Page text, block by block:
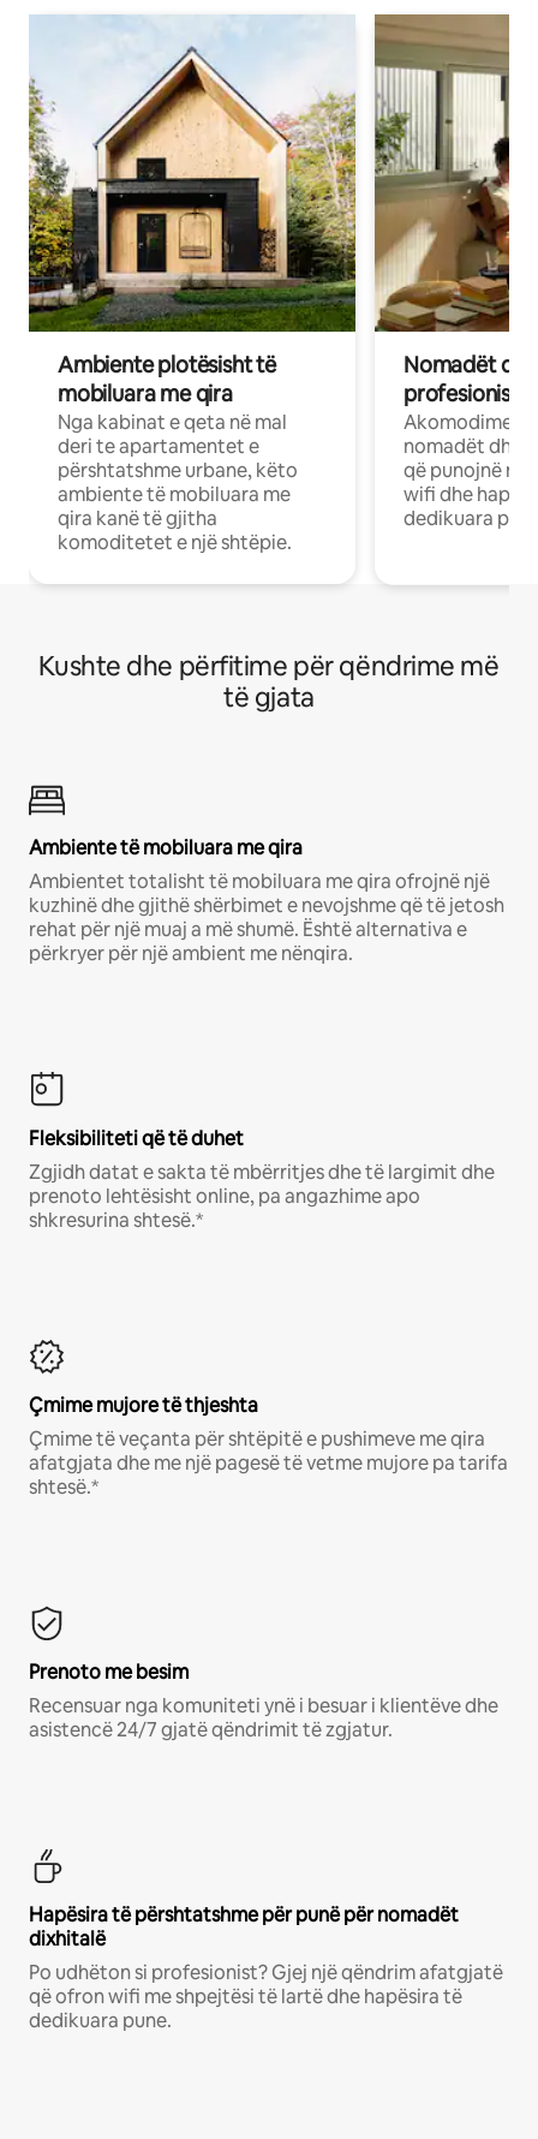
Ambiente plotësisht të
mobiluara me qira
Nga kabinat e qeta në mal
deri te apartamentet e
përshtatshme urbane, këto
ambiente të mobiluara me
qira kanë të gjitha
komoditetet e një shtëpie.
Nomadët
Akomodime
nomadët dhe
që punojnë në
wifi dhe
dedikuara
Kushte dhe përfitime për qëndrime më
të gjata
Ambiente të mobiluara me qira
Ambientet totalisht të mobiluara me qira ofrojnë një
kuzhinë dhe gjithë shërbimet e nevojshme që të jetosh
rehat për një muaj a më shumë. Është alternativa e
përkryer për një ambient me nënqira.
Fleksibiliteti që të duhet
Zgjidh datat e sakta të mbërritjes dhe të largimit dhe
prenoto lehtësisht online, pa angazhime apo
shkresurina shtesë.*
Çmime mujore të thjeshta
Çmime të veçanta për shtëpitë e pushimeve me qira
afatgjata dhe me një pagesë të vetme mujore pa tarifa
shtesë.*
Prenoto me besim
Recensuar nga komuniteti ynë i besuar i klientëve dhe
asistencë 24/7 gjatë qëndrimit të zgjatur.
Hapësira të përshtatshme për punë për nomadët
dixhitalë
Po udhëton si profesionist? Gjej një qëndrim afatgjatë
që ofron wifi me shpejtësi të lartë dhe hapësira të
dedikuara pune.